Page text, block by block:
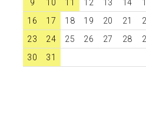
9
10 11 12 13 14
16
17 18 19 20 21
23
24 25 26 27 28
30
31